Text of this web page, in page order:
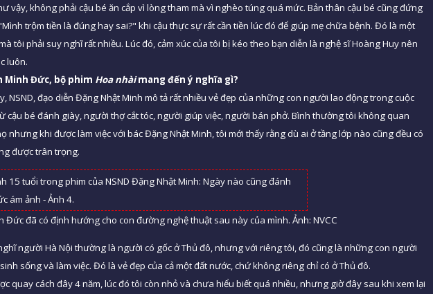
vậy, không phải cậu bé ăn cắp vì lòng tham mà vì nghèo túng quá mức. Bản thân cậu bé cũng đứng
trộm tiền là đúng hay sai?" khi cậu thực sự rất cần tiền lúc đó để giúp mẹ chữa bệnh. Đó là một
tôi phải suy nghĩ rất nhiều. Lúc đó, cảm xúc của tôi bị kéo theo bạn diễn là nghệ sĩ Hoàng Huy nên
luôn.
Minh Đức, bộ phim Hoa nhàimang đến ý nghĩa gì?
NSND, đạo diễn Đặng Nhật Minh mô tả rất nhiều vẻ đẹp của những con người lao động trong cuộc
cậu bé đánh giày, người thợ cắt tóc, người giúp việc, người bán phở. Bình thường tôi không quan
nhưng khi được làm việc với bác Đặng Nhật Minh, tôi mới thấy rằng dù ai ở tầng lớp nào cũng đều có
được trân trọng.
Đức đã có định hướng cho con đường nghệ thuật sau này của mình. Ảnh: NVCC
người Hà Nội thường là người có gốc ở Thủ đô, nhưng với riêng tôi, đó cũng là những con người
sống và làm việc. Đó là vẻ đẹp của cả một đất nước, chứ không riêng chỉ có ở Thủ đô.
quay cách đây 4 năm, lúc đó tôi còn nhỏ và chưa hiểu biết quá nhiều, nhưng giờ đây sau khi xem lại